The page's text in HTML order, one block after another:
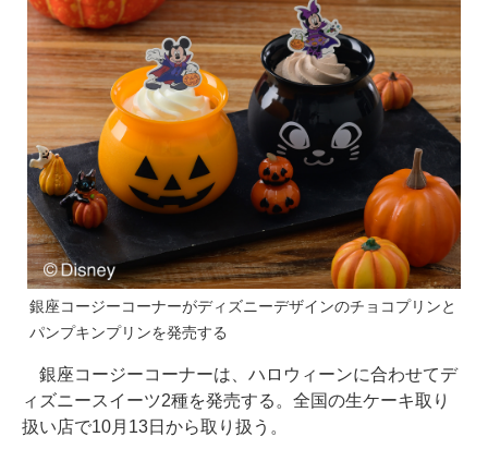
銀座コージーコーナーがディズニーデザインのチョコプリンと
パンプキンプリンを発売する
銀座コージーコーナーは、ハロウィーンに合わせてデ
ィズニースイーツ2種を発売する。全国の生ケーキ取り
扱い店で10月13日から取り扱う。